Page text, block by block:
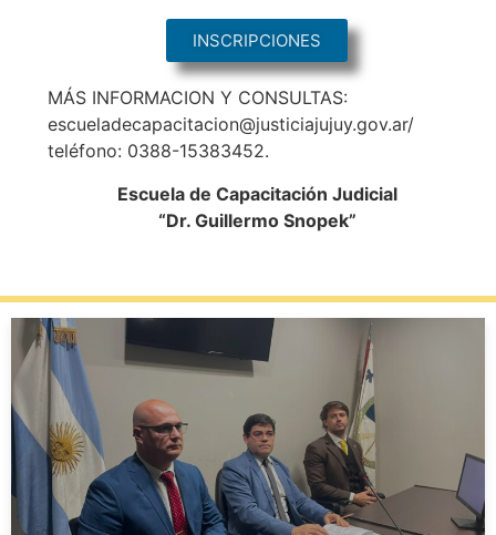
INSCRIPCIONES
MÁS INFORMACION Y CONSULTAS:
escueladecapacitacion@justiciajujuy.gov.ar/
teléfono: 0388-15383452.
Escuela de Capacitación Judicial
“Dr. Guillermo Snopek”